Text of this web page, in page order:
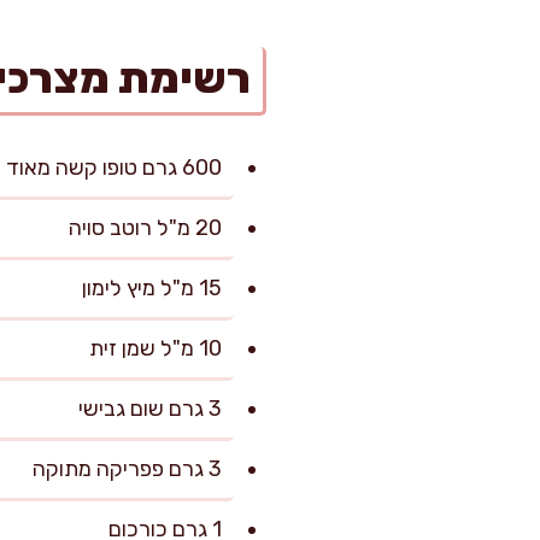
רשימת
600 גרם טופו קשה מאוד (2 חבילות של 300 גרם), רצוי עם אחוז חלבון גבוה
20 מ"ל רוטב סויה
15 מ"ל מיץ לימון
10 מ"ל שמן זית
3 גרם שום גבישי
3 גרם פפריקה מתוקה
1 גרם כורכום